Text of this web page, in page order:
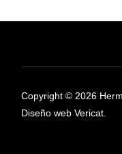
Copyright © 2026
Diseño web Vericat.